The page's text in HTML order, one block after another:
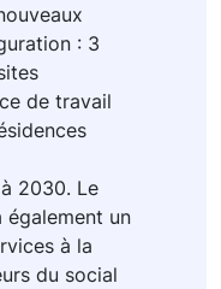
: 3
de travail
2030. Le
un
à la
du social